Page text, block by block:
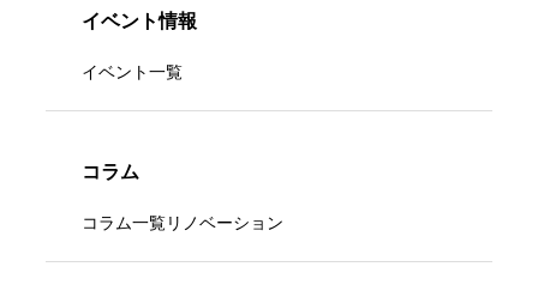
イベント情報
イベント一覧
コラム
コラム一覧リノベーション